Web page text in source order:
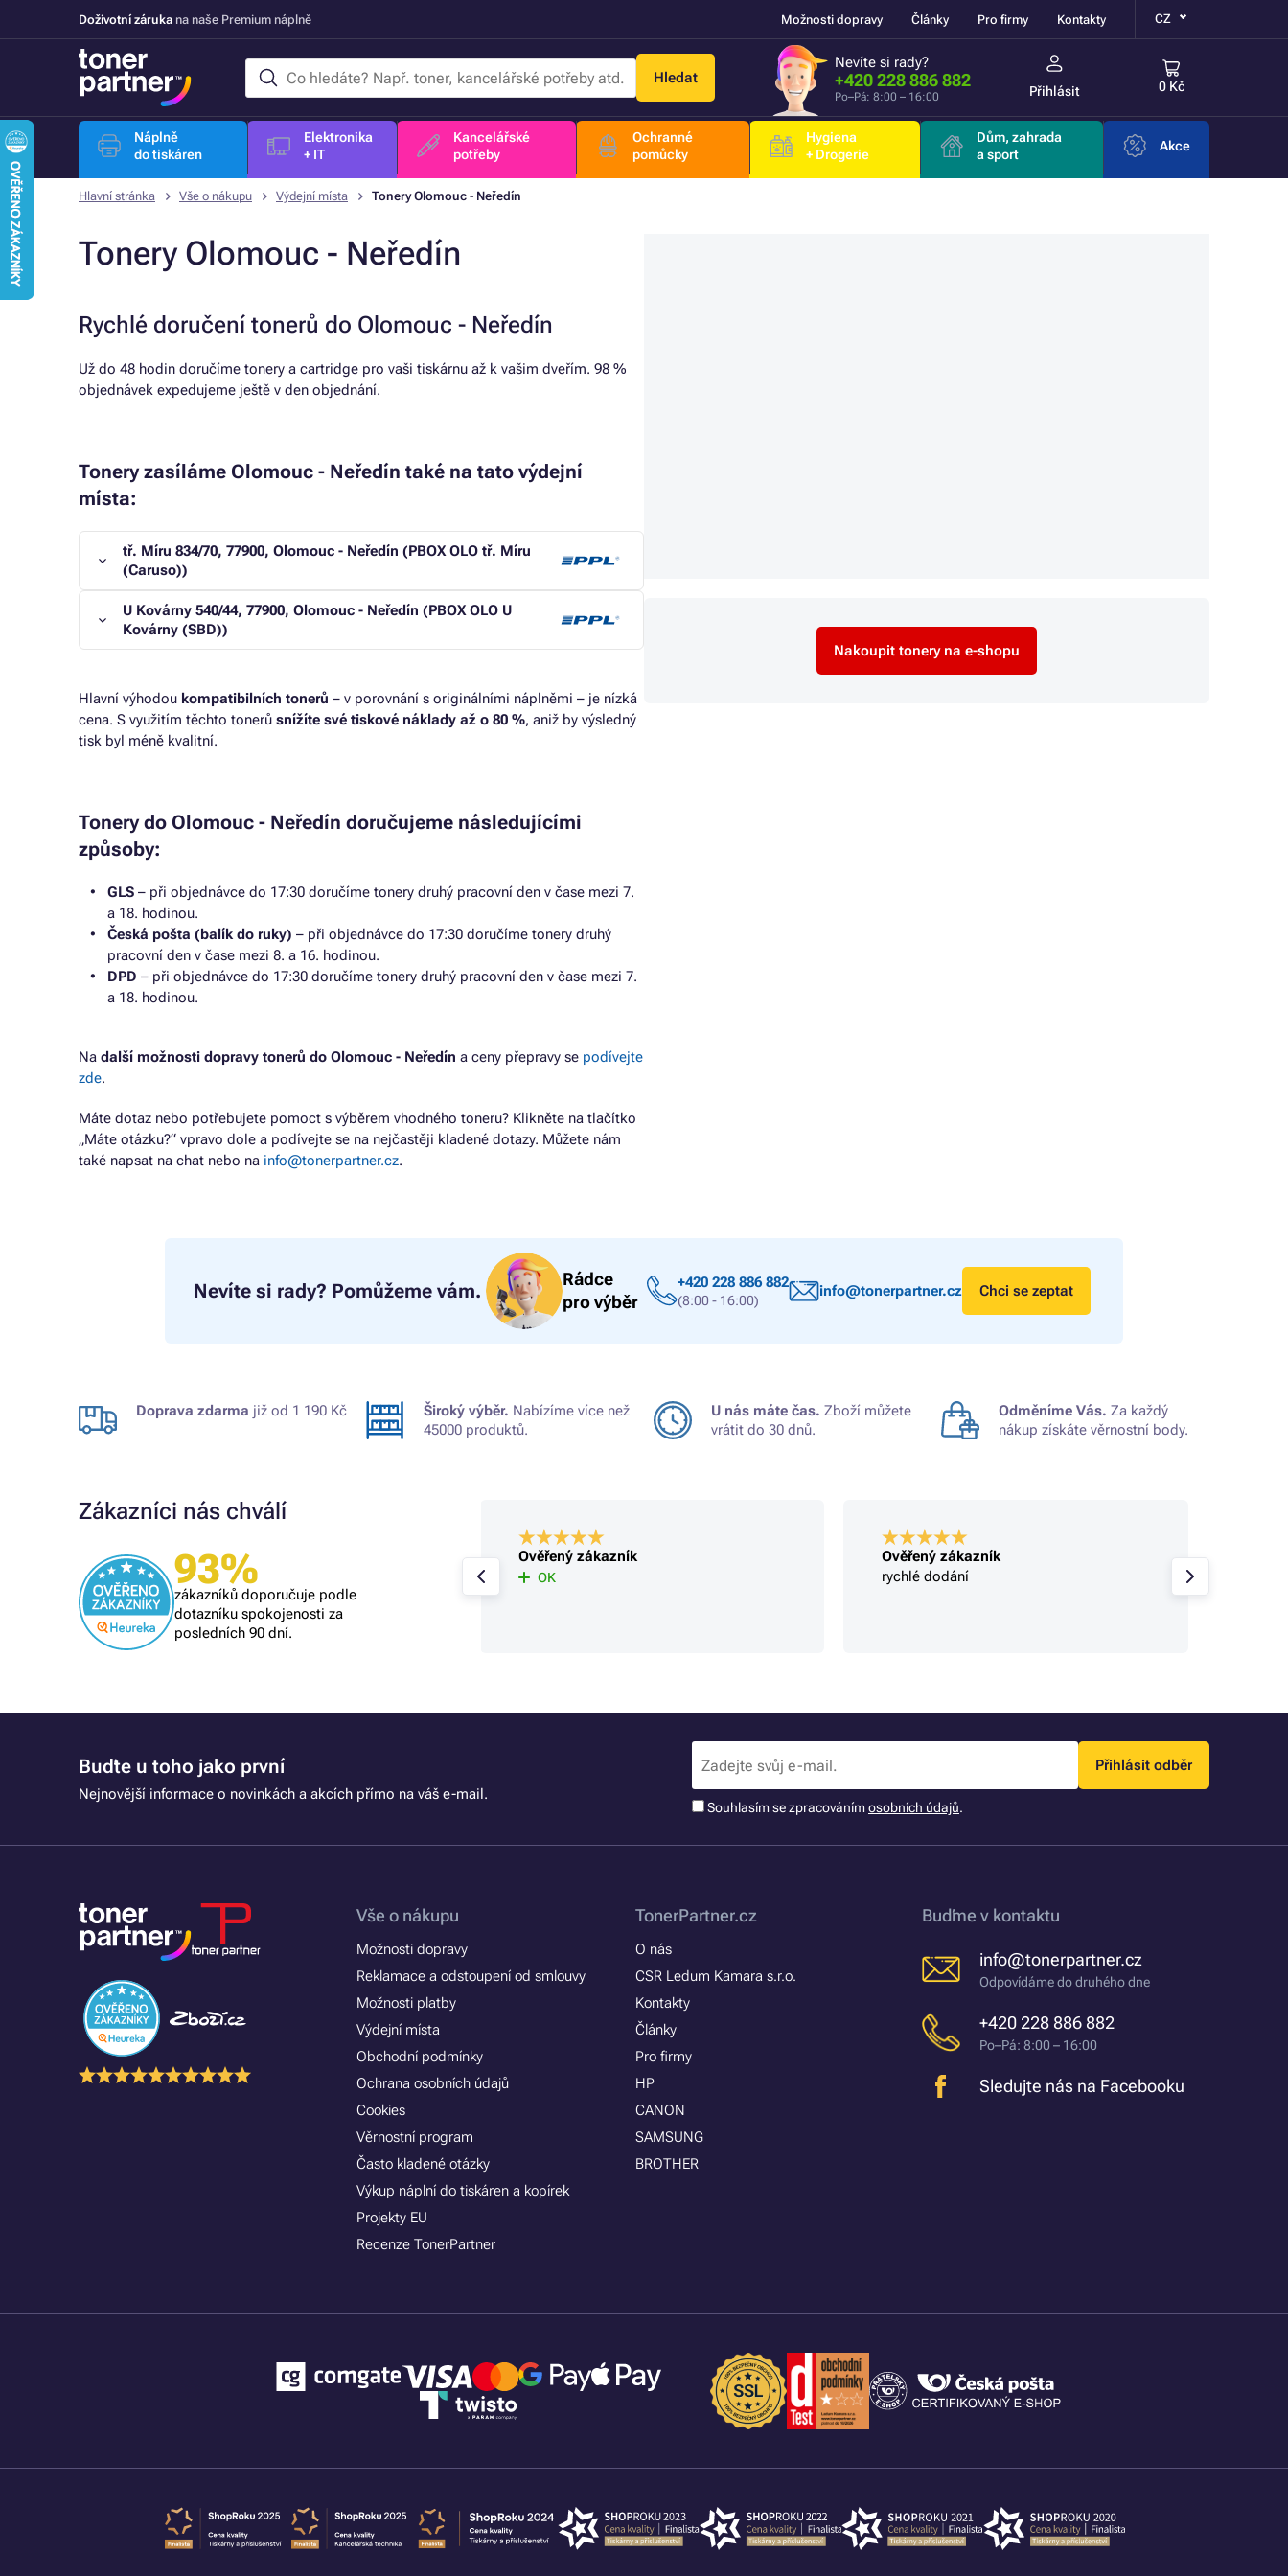
Doživotní záruka na naše Premium náplně Možnosti dopravy Články Pro firmy Kontakty CZ
Hledat
Nevíte si rady?
+420 228 886 882
Po–Pá: 8:00 – 16:00 Přihlásit 0 Kč
Náplně
do tiskáren
Elektronika
+ IT
Kancelářské
potřeby
Ochranné
pomůcky
Hygiena
+ Drogerie
Dům, zahrada
a sport
Akce
Hlavní stránka Vše o nákupu Výdejní místa Tonery Olomouc - Neředín
Tonery Olomouc - Neředín
Rychlé doručení tonerů do Olomouc - Neředín
Už do 48 hodin doručíme tonery a cartridge pro vaši tiskárnu až k vašim dveřím. 98 %
objednávek expedujeme ještě v den objednání.
Tonery zasíláme Olomouc - Neředín také na tato výdejní
místa:
tř. Míru 834/70, 77900, Olomouc - Neředín (PBOX OLO tř. Míru
(Caruso))
U Kovárny 540/44, 77900, Olomouc - Neředín (PBOX OLO U
Kovárny (SBD))
Hlavní výhodou kompatibilních tonerů – v porovnání s originálními náplněmi – je nízká
cena. S využitím těchto tonerů snížíte své tiskové náklady až o 80 %, aniž by výsledný
tisk byl méně kvalitní.
Tonery do Olomouc - Neředín doručujeme následujícími
způsoby:
GLS – při objednávce do 17:30 doručíme tonery druhý pracovní den v čase mezi 7.
a 18. hodinou.
Česká pošta (balík do ruky) – při objednávce do 17:30 doručíme tonery druhý
pracovní den v čase mezi 8. a 16. hodinou.
DPD – při objednávce do 17:30 doručíme tonery druhý pracovní den v čase mezi 7.
a 18. hodinou.
Na další možnosti dopravy tonerů do Olomouc - Neředín a ceny přepravy se podívejte
zde.
Máte dotaz nebo potřebujete pomoct s výběrem vhodného toneru? Klikněte na tlačítko
„Máte otázku?“ vpravo dole a podívejte se na nejčastěji kladené dotazy. Můžete nám
také napsat na chat nebo na info@tonerpartner.cz.
Nakoupit tonery na e-shopu
Nevíte si rady? Pomůžeme vám.
Rádce
pro výběr
+420 228 886 882
(8:00 - 16:00)
info@tonerpartner.cz Chci se zeptat
Doprava zdarma již od 1 190 Kč Široký výběr. Nabízíme více než
45000 produktů.
U nás máte čas. Zboží můžete
vrátit do 30 dnů.
Odměníme Vás. Za každý
nákup získáte věrnostní body.
Zákazníci nás chválí
93%
zákazníků doporučuje podle
dotazníku spokojenosti za
posledních 90 dní.
Ověřený zákazník
naprostý spoleh
vše O,K,
Ověřený zákazník
OK
Ověřený zákazník
rychlé dodání
Buďte u toho jako první
Nejnovější informace o novinkách a akcích přímo na váš e-mail.
Přihlásit odběr
Souhlasím se zpracovánímosobních údajů.
Vše o nákupu
Možnosti dopravy
Reklamace a odstoupení od smlouvy
Možnosti platby
Výdejní místa
Obchodní podmínky
Ochrana osobních údajů
Cookies
Věrnostní program
Často kladené otázky
Výkup náplní do tiskáren a kopírek
Projekty EU
Recenze TonerPartner
TonerPartner.cz
O nás
CSR Ledum Kamara s.r.o.
Kontakty
Články
Pro firmy
HP
CANON
SAMSUNG
BROTHER
Buďme v kontaktu
info@tonerpartner.cz
Odpovídáme do druhého dne
+420 228 886 882
Po–Pá: 8:00 – 16:00
Sledujte nás na Facebooku